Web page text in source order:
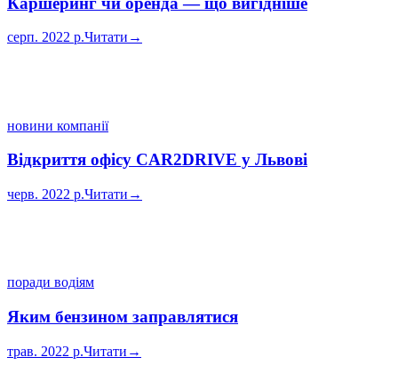
серп. 2022 р.Читати →
новини компанії
Відкриття офісу CAR2DRIVE у Львові
черв. 2022 р.Читати →
поради водіям
Яким бензином заправлятися
трав. 2022 р.Читати →